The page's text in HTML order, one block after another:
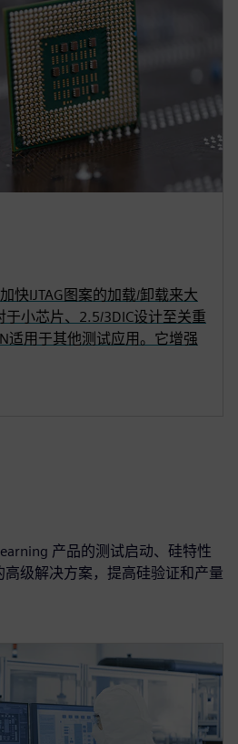
快IJTAG图案的加载/卸载来大
小芯片、2.5/3DIC设计至关重
适用于其他测试应用。它增强
产品的测试启动、硅特性
级解决方案，提高硅验证和产量